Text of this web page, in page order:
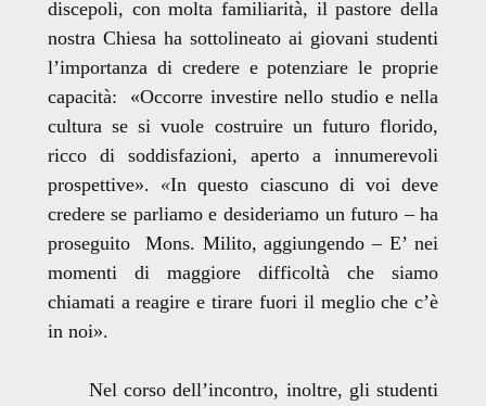
discepoli, con molta familiarità, il pastore della
nostra Chiesa ha sottolineato ai giovani studenti
l’importanza di credere e potenziare le proprie
capacità: «Occorre investire nello studio e nella
cultura se si vuole costruire un futuro florido,
ricco di soddisfazioni, aperto a innumerevoli
prospettive». «In questo ciascuno di voi deve
credere se parliamo e desideriamo un futuro – ha
proseguito Mons. Milito, aggiungendo – E’ nei
momenti di maggiore difficoltà che siamo
chiamati a reagire e tirare fuori il meglio che c’è
in noi».
Nel corso dell’incontro, inoltre, gli studenti